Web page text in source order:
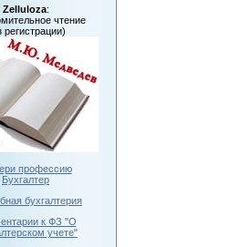
Zelluloza:
чтение
регистрации)
профессию
Бухгалтер
бухгалтерия
к ФЗ "О
учете"